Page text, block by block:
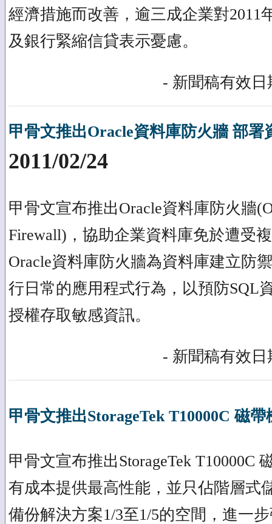
經濟措施而改善，逾三成企業對2011
及銀行緊縮信貸表示憂慮。
- 新聞稿有效日
甲骨文推出Oracle資料庫防火牆 部署
2011/02/24
甲骨文宣布推出Oracle資料庫防火牆
Firewall)，協助企業資料庫免於遭受
Oracle資料庫防火牆為資料庫建立防
行日常的應用程式行為，以預防SQL
授權存取敏感資訊。
- 新聞稿有效日
甲骨文推出StorageTek T10000C 磁帶
甲骨文宣布推出StorageTek T10000C
有成本提供最高性能，並只佔階層式
備份解決方案1/3至1/5的空間，進一